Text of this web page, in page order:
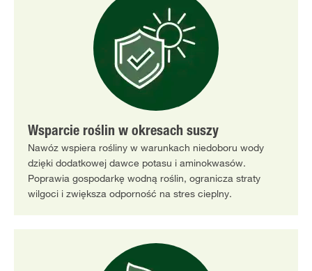
Wsparcie roślin w okresach suszy
Nawóz wspiera rośliny w warunkach niedoboru wody
dzięki dodatkowej dawce potasu i aminokwasów.
Poprawia gospodarkę wodną roślin, ogranicza straty
wilgoci i zwiększa odporność na stres cieplny.